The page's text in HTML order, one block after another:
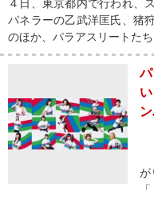
４日、東京都内で行われ、
パネラーの乙武洋匡氏、猪
のほか、パラアスリートたち
が